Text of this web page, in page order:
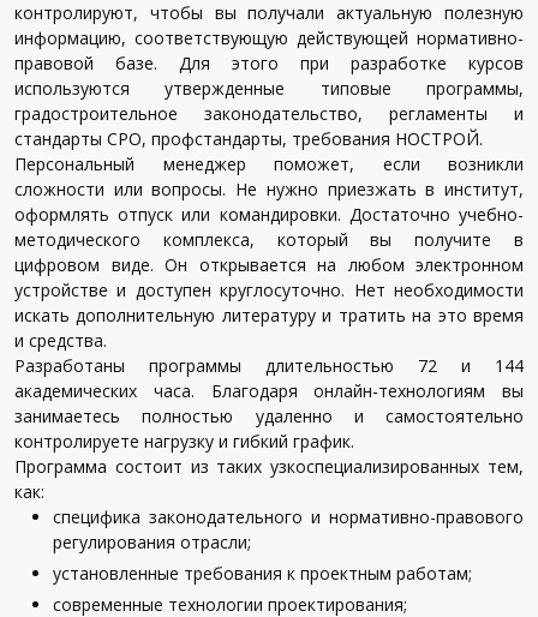
контролируют, чтобы вы получали актуальную полезную
информацию, соответствующую действующей нормативно-
правовой базе. Для этого при разработке курсов
используются утвержденные типовые программы,
градостроительное законодательство, регламенты и
стандарты СРО, профстандарты, требования НОСТРОЙ.
Персональный менеджер поможет, если возникли
сложности или вопросы. Не нужно приезжать в институт,
оформлять отпуск или командировки. Достаточно учебно-
методического комплекса, который вы получите в
цифровом виде. Он открывается на любом электронном
устройстве и доступен круглосуточно. Нет необходимости
искать дополнительную литературу и тратить на это время
и средства.
Разработаны программы длительностью 72 и 144
академических часа. Благодаря онлайн-технологиям вы
занимаетесь полностью удаленно и самостоятельно
контролируете нагрузку и гибкий график.
Программа состоит из таких узкоспециализированных тем,
как:
специфика законодательного и нормативно-правового
регулирования отрасли;
установленные требования к проектным работам;
современные технологии проектирования;